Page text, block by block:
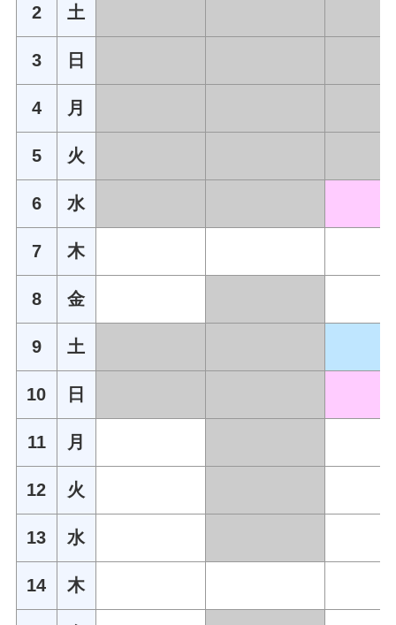
2 土
3 日
4 月
5 火
6 水
7 木
8 金
9 土
10 日
11 月
12 火
13 水
14 木